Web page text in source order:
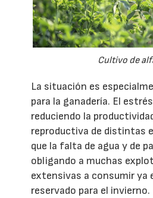
Cultivo de
La situación es
para la ganadería. El
reduciendo la
reproductiva de distintas
que la falta de agua y de
obligando a muchas
extensivas a consumir ya
reservado para el invierno.